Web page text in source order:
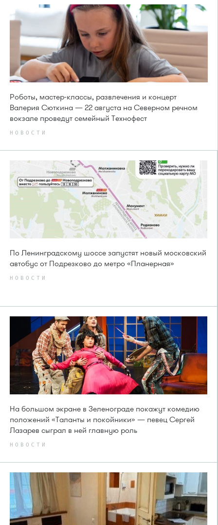
Роботы, мастер-классы, развлечения и концерт
Валерия Сюткина — 22 августа на Северном речном
вокзале проведут семейный Технофест
НОВОСТИ
По Ленинградскому шоссе запустят новый московский
автобус от Подрезково до метро «Планерная»
НОВОСТИ
На большом экране в Зеленограде покажут комедию
положений «Таланты и покойники» — певец Сергей
Лазарев сыграл в ней главную роль
НОВОСТИ